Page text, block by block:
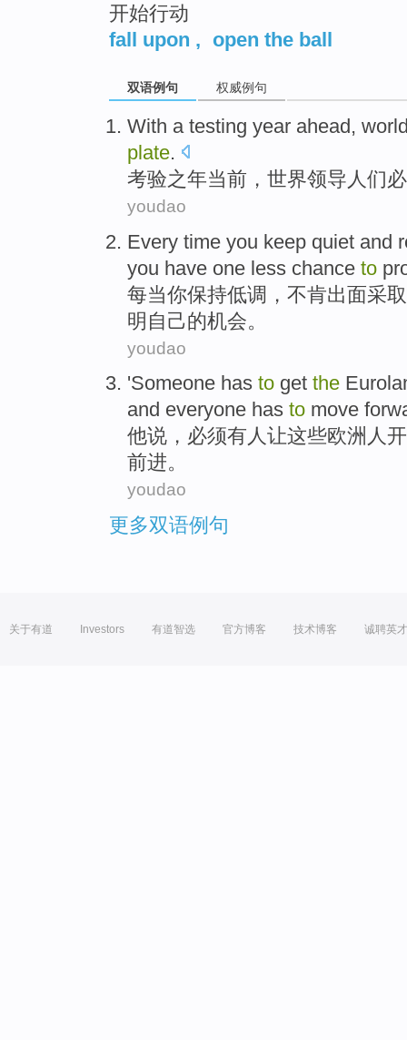
开始行动
fall upon , open the ball
双语例句 权威例句
With a testing year ahead,
plate.
考验之年当前， 世界领导人们
youdao
Every time you keep quiet and
you have one less chance to
每当你保持低调 ， 不肯出面采
明 自己的机会。
youdao
'Someone has to get the
and everyone has to move
他说，必须有人让这些欧洲人
前进。
youdao
更多双语例句
关于有道 Investors 有道智选 官方博客 技术博客 诚聘英才